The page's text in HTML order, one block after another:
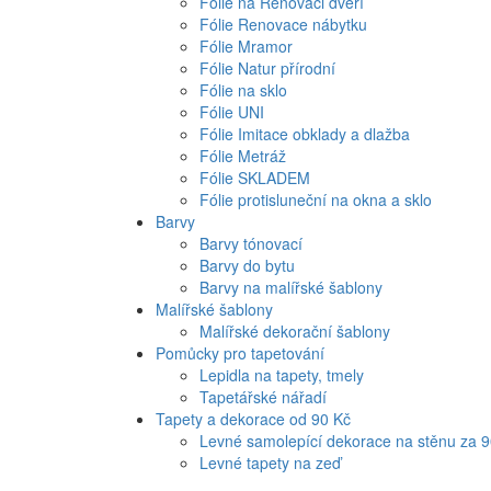
Fólie Renovace nábytku
Fólie Mramor
Fólie Natur přírodní
Fólie na sklo
Fólie UNI
Fólie Imitace obklady a dlažba
Fólie Metráž
Fólie SKLADEM
Fólie protisluneční na okna a sklo
Barvy
Barvy tónovací
Barvy do bytu
Barvy na malířské šablony
Malířské šablony
Malířské dekorační šablony
Pomůcky pro tapetování
Lepidla na tapety, tmely
Tapetářské nářadí
Tapety a dekorace od 90 Kč
Levné samolepící dekorace na stěnu za
Levné tapety na zeď